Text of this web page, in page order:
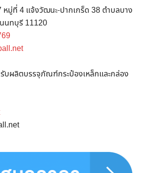
หมู่ที่ 4 แจ้งวัฒนะ-ปากเกร็ด 38 ตำบลบาง
นทบุรี 11120
บผลิตบรรจุภัณฑ์กระป๋องเหล็กและกล่อง